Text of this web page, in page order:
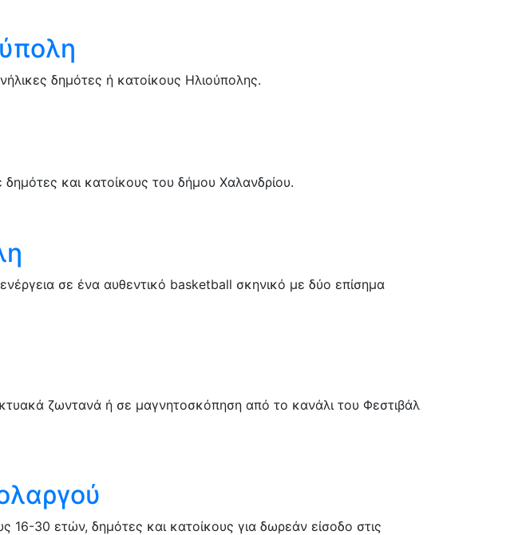
δημότες ή κατοίκους Ηλιούπολης.
και κατοίκους του δήμου Χαλανδρίου.
σε ένα αυθεντικό basketball σκηνικό με δύο επίσημα
ζωντανά ή σε μαγνητοσκόπηση από το κανάλι του Φεστιβάλ
30 ετών, δημότες και κατοίκους για δωρεάν είσοδο στις